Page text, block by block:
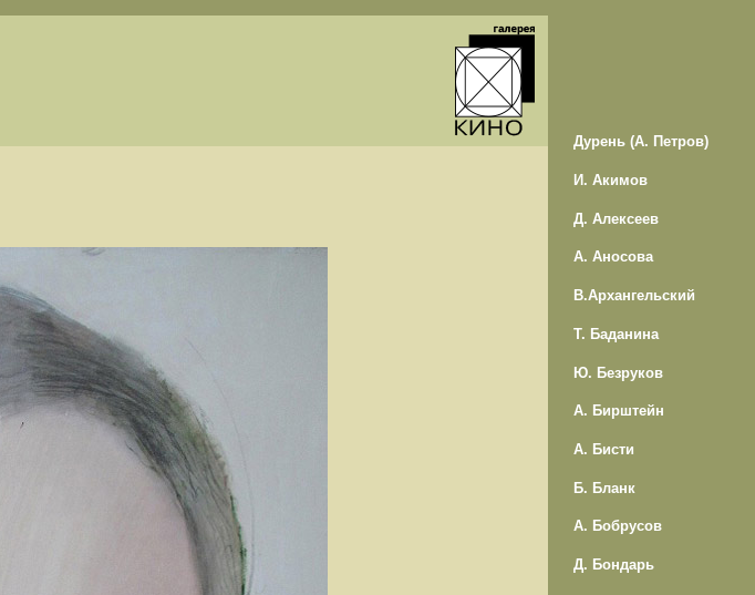
Дурень (А. Петров)
И. Акимов
Д. Алексеев
А. Аносова
В.Архангельский
Т. Баданина
Ю. Безруков
А. Бирштейн
А. Бисти
Б. Бланк
А. Бобрусов
Д. Бондарь